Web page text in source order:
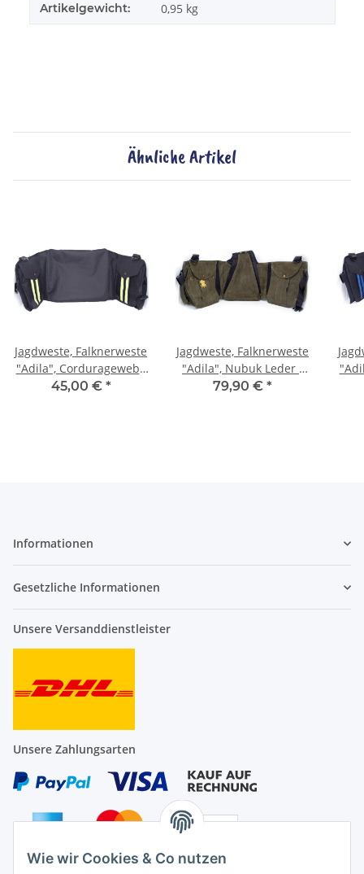
Wie wir Cookies & Co nutzen
Artikelgewicht: 0,95 kg
Ähnliche Artikel
Jagdweste, Falknerweste
"Adila", Corduragewebe
- Streifen Neongelb
45,00 € *
Jagdweste, Falknerweste
"Adila", Nubuk Leder -
Olivgrün
79,90 € *
Informationen
Gesetzliche Informationen
Unsere Versanddienstleister
Unsere Zahlungsarten